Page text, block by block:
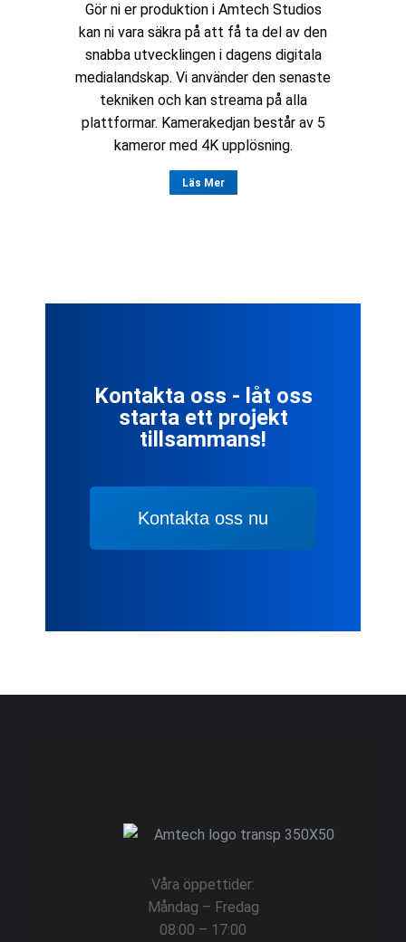
Gör ni er produktion i Amtech Studios
kan ni vara säkra på att få ta del av den
snabba utvecklingen i dagens digitala
medialandskap. Vi använder den senaste
tekniken och kan streama på alla
plattformar. Kamerakedjan består av 5
kameror med 4K upplösning.
Läs Mer
Kontakta oss - låt oss
starta ett projekt
tillsammans!
Kontakta oss nu
Våra öppettider:
Måndag – Fredag
08:00 – 17:00